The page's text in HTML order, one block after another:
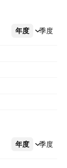
年度 季度
更多
年度 季度
更多